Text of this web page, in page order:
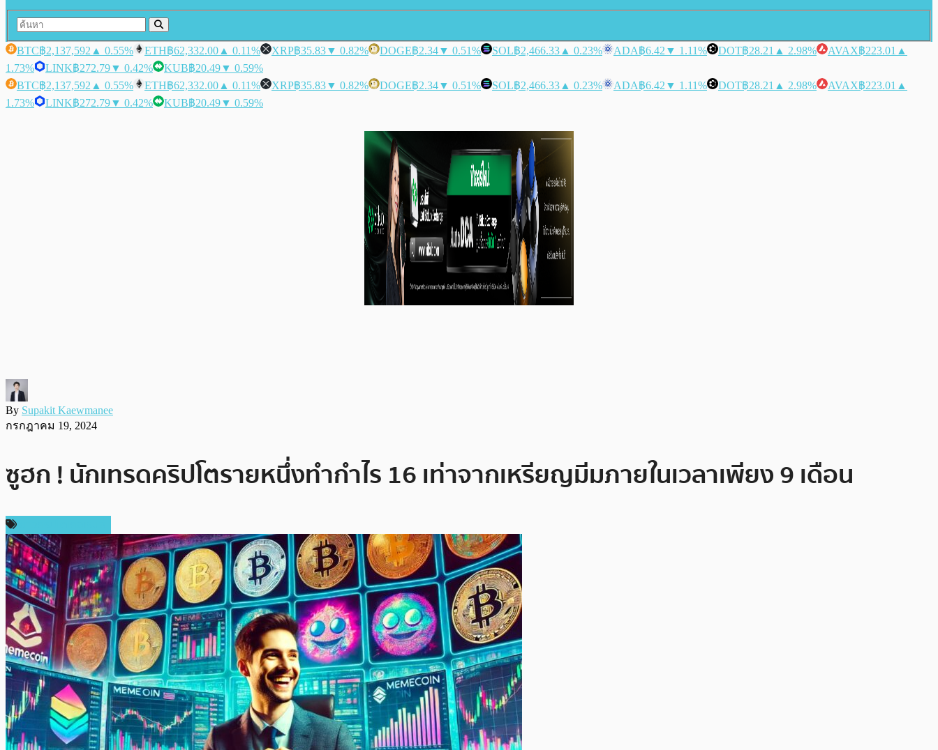
BTC฿2,137,592 ▲ 0.55% ETH฿62,332.00 ▲ 0.11% XRP฿35.83▼ 0.82% DOGE฿2.34▼ 0.51% SOL฿2,466.33 ▲ 0.23% ADA฿6.42 ▼ 1.11% DOT฿28.21 ▲ 2.98% AVAX฿223.01 ▲
1.73%
LINK฿272.79▼ 0.42% KUB฿20.49▼ 0.59%
BTC฿2,137,592 ▲ 0.55% ETH฿62,332.00 ▲ 0.11% XRP฿35.83▼ 0.82% DOGE฿2.34▼ 0.51% SOL฿2,466.33 ▲ 0.23% ADA฿6.42 ▼ 1.11% DOT฿28.21 ▲ 2.98% AVAX฿223.01 ▲
1.73%
LINK฿272.79▼ 0.42% KUB฿20.49▼ 0.59%
By Supakit Kaewmanee
กรกฎาคม 19, 2024
ซูฮก ! นักเทรดคริปโตรายหนึ่งทำกำไร 16 เท่าจากเหรียญมีมภายในเวลาเพียง 9 เดือน